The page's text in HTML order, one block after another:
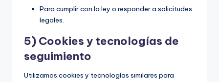
Para cumplir con la ley o responder a solicitudes
legales.
5) Cookies y tecnologías de
seguimiento
Utilizamos cookies y tecnologías similares para